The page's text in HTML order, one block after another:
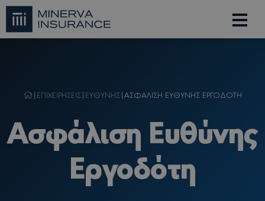
| ΕΠΙΧΕΙΡΗΣΕΙΣ| ΕΥΘΥΝΗΣ|ΑΣΦΑΛΙΣΗ ΕΥΘΥΝΗΣ ΕΡΓΟΔΟΤΗ
Ασφάλιση Ευθύνης
Εργοδότη